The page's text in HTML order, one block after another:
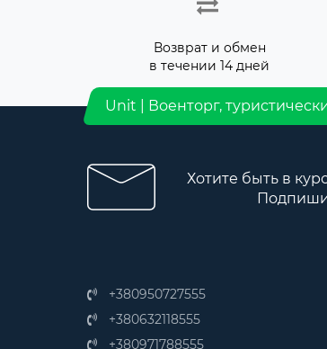
Возврат и обмен
в течении 14 дней
Unit | Военторг,
Хотите быть в
+380950727555
+380632118555
+380971788555